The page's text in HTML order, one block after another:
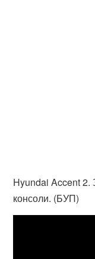
Hyundai Accent 2.
консоли. (БУП)